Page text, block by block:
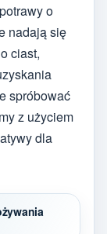
o
nadają się
ciast,
spróbować
z użyciem
dla